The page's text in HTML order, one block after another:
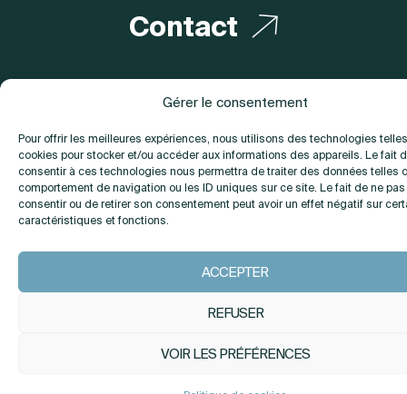
Gérer le consentement
Pour offrir les meilleures expériences, nous utilisons des technologies
cookies pour stocker et/ou accéder aux informations des appareils. Le fait
consentir à ces technologies nous permettra de traiter des données telles
comportement de navigation ou les ID uniques sur ce site. Le fait de ne pas
consentir ou de retirer son consentement peut avoir un effet négatif sur
caractéristiques et fonctions.
ACCEPTER
REFUSER
VOIR LES PRÉFÉRENCES
Contact